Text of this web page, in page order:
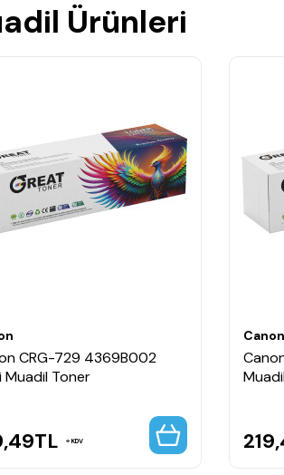
Ürünleri
CRG-729 4369B002
Muadil Toner
TL KDV
Canon